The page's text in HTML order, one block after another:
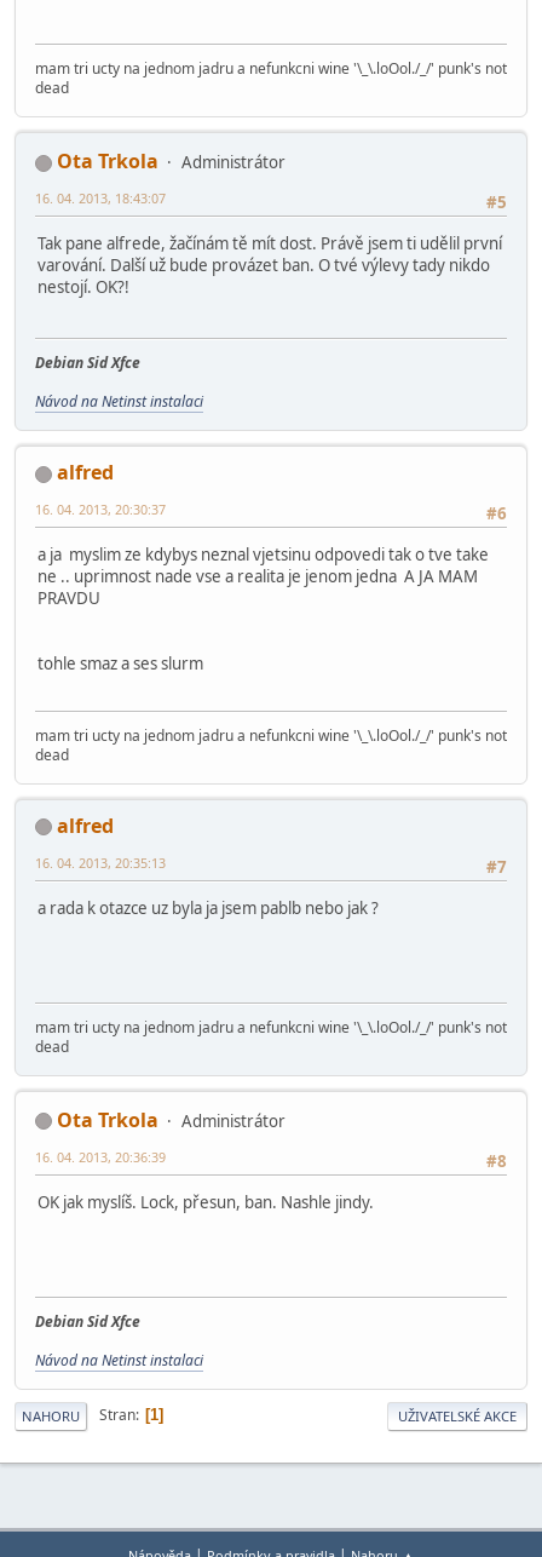
mam tri ucty na jednom jadru a nefunkcni wine '\_\.loOol./_/' punk's not
dead
Ota Trkola
Administrátor
#5
16. 04. 2013, 18:43:07
Tak pane alfrede, žačínám tě mít dost. Právě jsem ti udělil první
varování. Další už bude provázet ban. O tvé výlevy tady nikdo
nestojí. OK?!
Debian Sid Xfce
Návod na Netinst instalaci
alfred
#6
16. 04. 2013, 20:30:37
a ja myslim ze kdybys neznal vjetsinu odpovedi tak o tve take
ne .. uprimnost nade vse a realita je jenom jedna A JA MAM
PRAVDU
tohle smaz a ses slurm
mam tri ucty na jednom jadru a nefunkcni wine '\_\.loOol./_/' punk's not
dead
alfred
#7
16. 04. 2013, 20:35:13
a rada k otazce uz byla ja jsem pablb nebo jak ?
mam tri ucty na jednom jadru a nefunkcni wine '\_\.loOol./_/' punk's not
dead
Ota Trkola
Administrátor
#8
16. 04. 2013, 20:36:39
OK jak myslíš. Lock, přesun, ban. Nashle jindy.
Debian Sid Xfce
Návod na Netinst instalaci
NAHORU Stran 1 UŽIVATELSKÉ AKCE